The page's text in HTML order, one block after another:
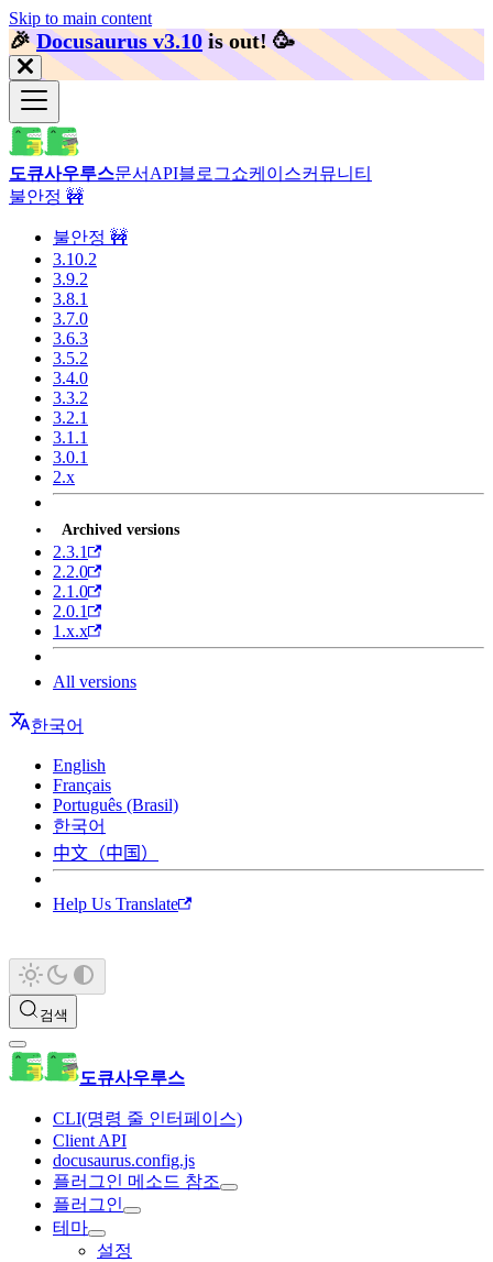
Skip to main content
🎉️Docusaurus v3.10 is out! 🥳️
도큐사우루스문서 API블로그쇼케이스커뮤니티
불안정 🚧
불안정 🚧
3.10.2
3.9.2
3.8.1
3.7.0
3.6.3
3.5.2
3.4.0
3.3.2
3.2.1
3.1.1
3.0.1
2.x
Archived versions
2.3.1
2.2.0
2.1.0
2.0.1
1.x.x
All versions
한국어
English
Français
Português (Brasil)
한국어
中文（中国）
Help Us Translate
검색
도큐사우루스
CLI(명령 줄 인터페이스)
Client API
docusaurus.config.js
플러그인 메소드 참조
플러그인
테마
설정